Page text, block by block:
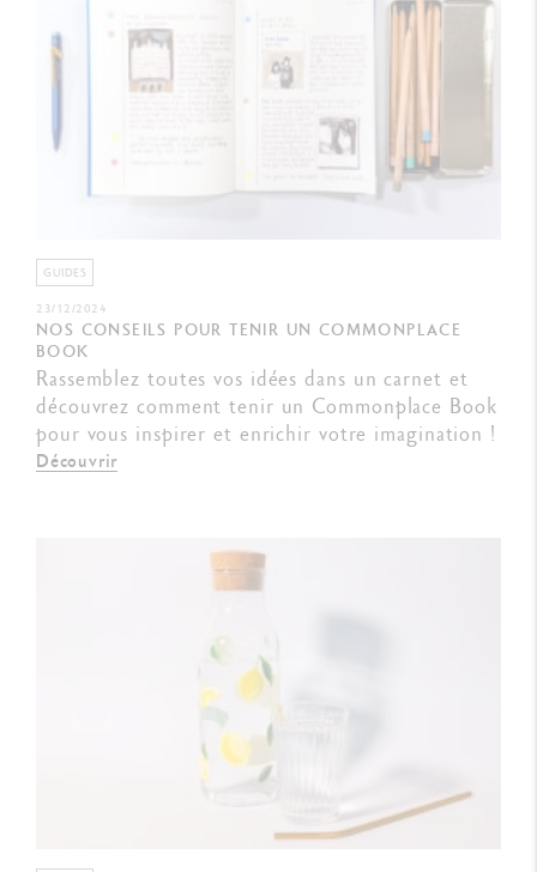
GUIDES
23/12/2024
NOS CONSEILS POUR TENIR UN COMMONPLACE
BOOK
Rassemblez toutes vos idées dans un carnet et
découvrez comment tenir un Commonplace Book
pour vous inspirer et enrichir votre imagination !
Découvrir